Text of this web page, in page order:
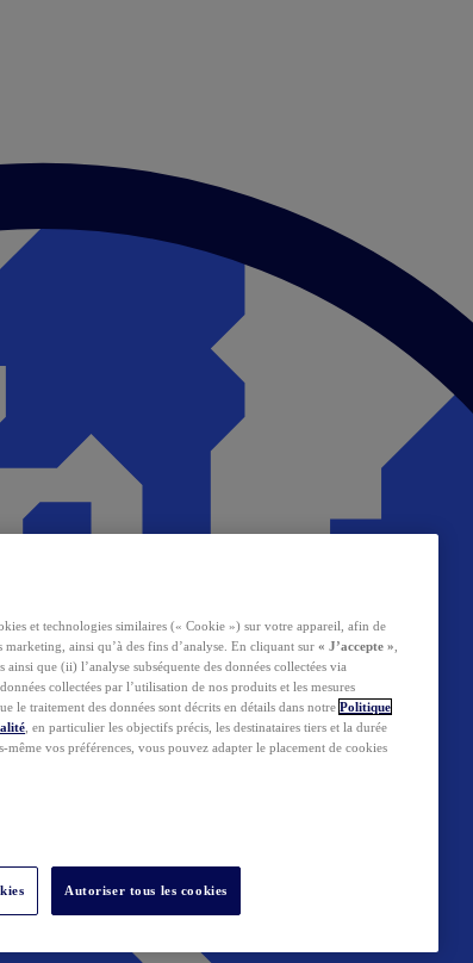
et technologies similaires (« Cookie ») sur votre appareil, afin de
ainsi qu’à des fins d’analyse. En cliquant sur « J’accepte »
que (ii) l’analyse subséquente des données collectées via
collectées par l’utilisation de nos produits et les mesures
le traitement des données sont décrits en détails dans notre Politique
, en particulier les objectifs précis, les destinataires tiers et la durée
vos préférences, vous pouvez adapter le placement de cookies
Autoriser tous les cookies